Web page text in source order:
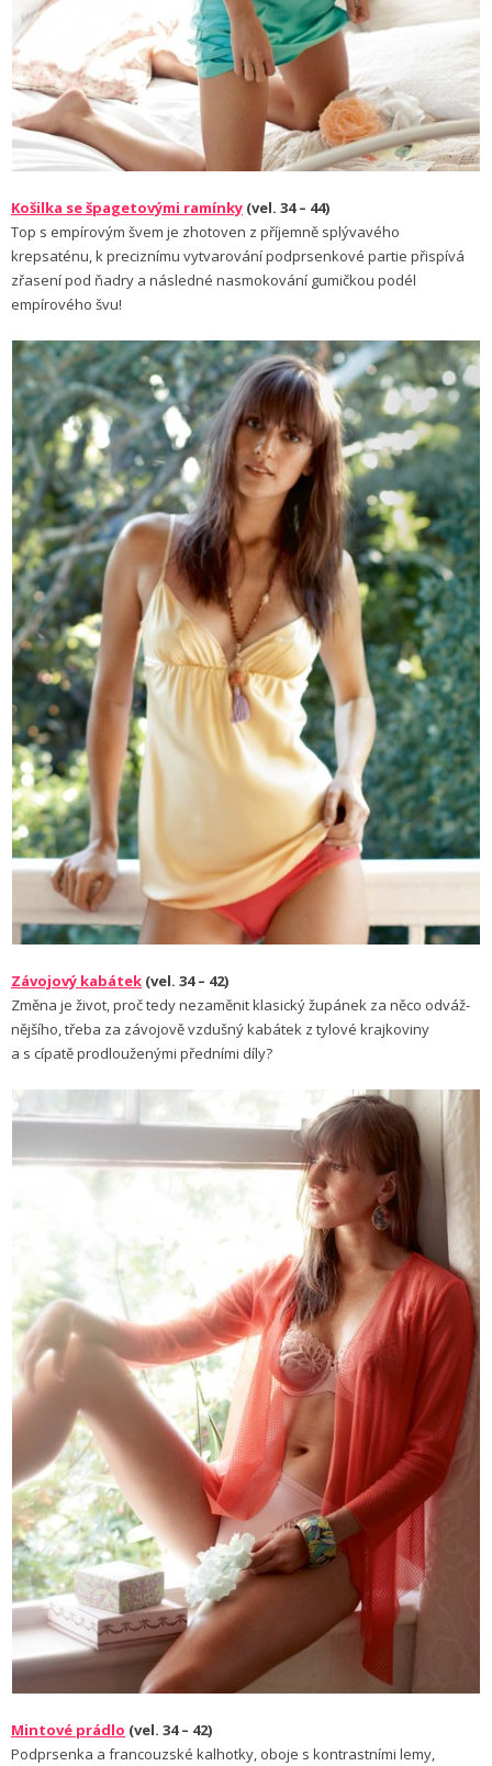
Košilka se špagetovými ramínky (vel. 34 – 44)
Top s empírovým švem je zhotoven z příjemně splývavého
krepsaténu, k preciznímu vytvarování podprsenkové partie přispívá
zřasení pod ňadry a následné nasmokování gumičkou podél
empírového švu!
Závojový kabátek (vel. 34 – 42)
Změna je život, proč tedy nezaměnit klasický župánek za něco odváž­
nějšího, třeba za závo­jově vzdušný kabátek z tylové krajkoviny
a s cípatě prodlouže­nými předními díly?
Mintové prádlo (vel. 34 – 42)
Podprsenka a francouzské kalhotky, oboje s kontrastními lemy,